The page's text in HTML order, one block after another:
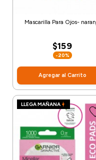
Mascarilla Para Ojos-
$159
-20%
Agregar al Carrito
LLEGA MAÑANA